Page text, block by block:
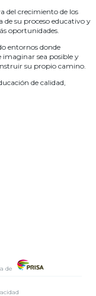
del crecimiento de los
de su proceso educativo y
oportunidades.
entornos donde
imaginar sea posible y
su propio camino.
de calidad,
de